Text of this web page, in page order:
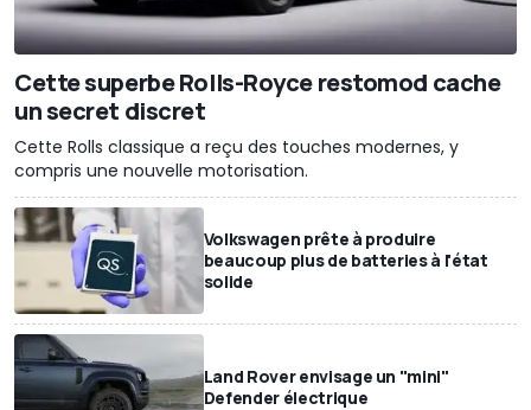
Cette superbe Rolls-Royce restomod cache
un secret discret
Cette Rolls classique a reçu des touches modernes, y
compris une nouvelle motorisation.
Volkswagen prête à produire
beaucoup plus de batteries à l'état
solide
Land Rover envisage un "mini"
Defender électrique